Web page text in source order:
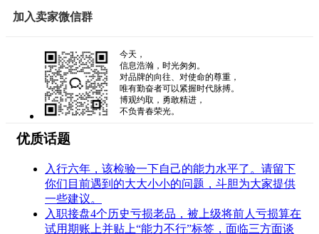
加入卖家微信群
今天，
信息浩瀚，时光匆匆。
对品牌的向往、对使命的尊重，
唯有勤奋者可以紧握时代脉搏。
博观约取，勇敢精进，
不负青春荣光。
优质话题
入行六年，该检验一下自己的能力水平了。请留下
你们目前遇到的大大小小的问题，斗胆为大家提供
一些建议。
入职接盘4个历史亏损老品，被上级将前人亏损算在
试用期账上并贴上“能力不行”标签，面临三方面谈